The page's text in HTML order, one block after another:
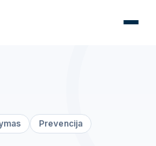
Prevencija